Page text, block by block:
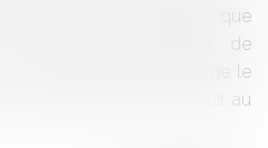
426 404. Il est établi que
décharge d'activités de
mandat syndical réclame le
lui sont dues, il a le droit au